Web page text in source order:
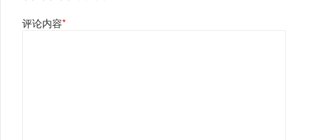
评论内容*